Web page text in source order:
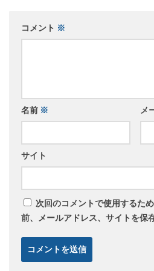
コメント ※
名前 ※ メ
サイト
次回のコメントで使用するた
前、メールアドレス、サイトを保